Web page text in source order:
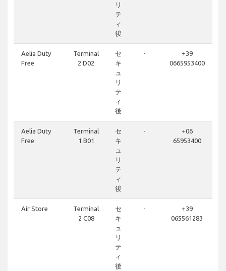
リ
テ
ィ
後
Aelia Duty
Free
Terminal
2 D02
セ
キ
ュ
リ
テ
ィ
後
-
+39
0665953400
Aelia Duty
Free
Terminal
1 B01
セ
キ
ュ
リ
テ
ィ
後
-
+06
65953400
Air Store
Terminal
2 C08
セ
キ
ュ
リ
テ
ィ
後
-
+39
065561283